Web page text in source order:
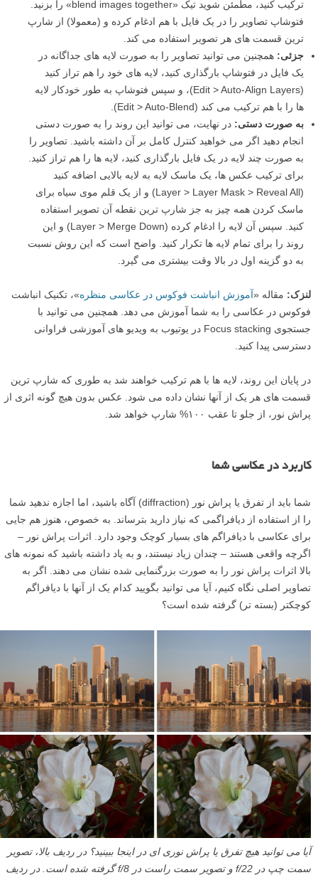
ترکیب کنید، مطمئن شوید تیک «blend images together» را بزنید.
فتوشاپ تصاویر را در یک فایل با هم ادغام کرده و (معمولا) از شارپ
ترین قسمت های هر تصویر استفاده می کند.
جزئی: همچنین می توانید تصاویر را به صورت لایه های جداگانه در
یک فایل در فتوشاپ بارگذاری کنید، لایه های خود را هم تراز کنید
(Edit > Auto-Align Layers)، و سپس فتوشاپ به طور خودکار لایه
ها را با هم ترکیب می کند (Edit > Auto-Blend).
به صورت دستی: در نهایت، می توانید این روند را به صورت دستی
انجام دهید اگر می خواهید کنترل کامل بر آن داشته باشید. تصاویر را
به صورت چند لایه در یک فایل بارگذاری کنید، لایه ها را هم تراز کنید.
برای ترکیب عکس ها، یک ماسک لایه به لایه بالایی اضافه کنید
(Layer > Layer Mask > Reveal All) و از یک قلم موی سیاه برای
ماسک کردن همه چیز به جز شارپ ترین نقطه آن تصویر استفاده
کنید. سپس آن لایه را ادغام کرده (Layer > Merge Down) و این
روند را برای تمام لایه ها تکرار کنید. واضح است که این روش نسبت
به دو گزینه اول در بالا وقت بیشتری می گیرد.
لنزک: مقاله «آموزش انباشت فوکوس در عکاسی منظره»، تکنیک انباشت
فوکوس در عکاسی را به شما آموزش می دهد. همچنین می توانید با
جستجوی Focus stacking در یوتیوب به ویدیو های آموزشی فراوانی
دسترسی پیدا کنید.
در پایان این روند، لایه ها با هم ترکیب خواهند شد به طوری که شارپ ترین
قسمت های هر یک از آنها نشان داده می شود. عکس بدون هیچ گونه اثری از
پراش نور، از جلو تا عقب ۱۰۰% شارپ خواهد شد.
کاربرد در عکاسی شما
شما باید از تفرق یا پراش نور (diffraction) آگاه باشید، اما اجازه ندهید شما
را از استفاده از دیافراگمی که نیاز دارید بترساند. به خصوص، هنوز هم جایی
برای عکاسی با دیافراگم های بسیار کوچک وجود دارد. اثرات پراش نور –
اگرچه واقعی هستند – چندان زیاد نیستند، و به یاد داشته باشید که نمونه های
بالا اثرات پراش نور را به صورت بزرگنمایی شده نشان می دهند. اگر به
تصاویر اصلی نگاه کنیم، آیا می توانید بگویید کدام یک از آنها با دیافراگم
کوچکتر (بسته تر) گرفته شده است؟
آیا می توانید هیچ تفرق یا پراش نوری ای در اینجا ببینید؟ در ردیف بالا، تصویر
سمت چپ در f/22 و تصویر سمت راست در f/8 گرفته شده است. در ردیف